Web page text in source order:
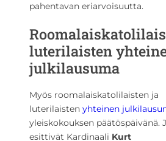
pahentavan eriarvoisuutta.
luterilaisten
julkilausuma
Myös roomalaiskatolilaisten ja
luterilaisten yhteinen
yleiskokouksen päätöspäivänä.
esittivät Kardinaali Kurt